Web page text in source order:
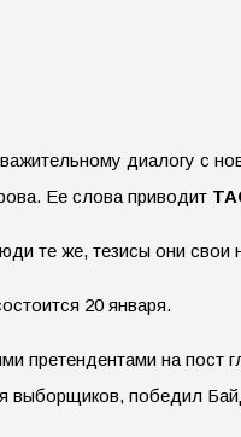
диалогу с
Ее слова приводит
те же, тезисы они
20 января.
претендентами на пост
выборщиков, победил